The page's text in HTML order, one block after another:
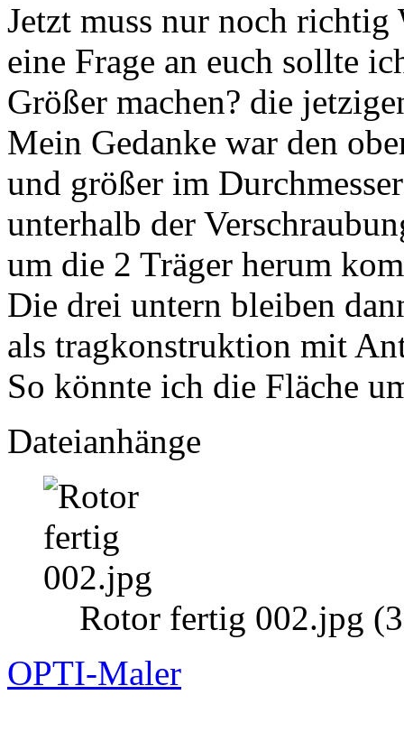
Jetzt muss nur noch
eine Frage an euch sollte
Größer machen? die
Mein Gedanke war den
und größer im
unterhalb der
um die 2 Träger herum
Die drei untern bleiben
als tragkonstruktion mit
So könnte ich die Fläche
Dateianhänge
Rotor fertig 002.jpg
OPTI-Maler